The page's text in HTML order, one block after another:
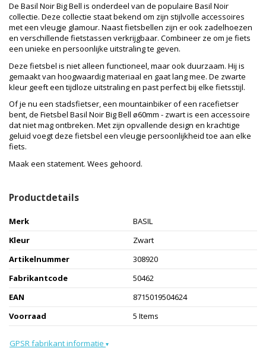
De Basil Noir Big Bell is onderdeel van de populaire Basil Noir
collectie. Deze collectie staat bekend om zijn stijlvolle accessoires
met een vleugje glamour. Naast fietsbellen zijn er ook zadelhoezen
en verschillende fietstassen verkrijgbaar. Combineer ze om je fiets
een unieke en persoonlijke uitstraling te geven.
Deze fietsbel is niet alleen functioneel, maar ook duurzaam. Hij is
gemaakt van hoogwaardig materiaal en gaat lang mee. De zwarte
kleur geeft een tijdloze uitstraling en past perfect bij elke fietsstijl.
Of je nu een stadsfietser, een mountainbiker of een racefietser
bent, de Fietsbel Basil Noir Big Bell ø60mm - zwart is een accessoire
dat niet mag ontbreken. Met zijn opvallende design en krachtige
geluid voegt deze fietsbel een vleugje persoonlijkheid toe aan elke
fiets.
Maak een statement. Wees gehoord.
Productdetails
Merk
BASIL
Kleur
Zwart
Artikelnummer
308920
Fabrikantcode
50462
EAN
8715019504624
Voorraad
5 Items
GPSR fabrikant informatie ▾